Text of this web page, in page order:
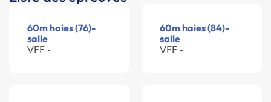
60m haies (76)-
salle
VEF -
60m haies (84)-
salle
VEF -